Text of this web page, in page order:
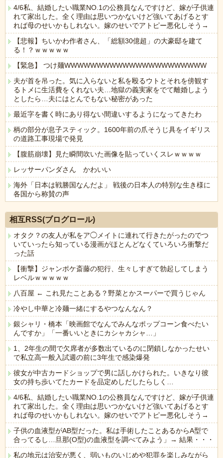
4/6私、結婚したい職業NO.1の公務員なんですけど、嫁が子供連
れて家出した。全く理由は思いつかないけど強いてあげるとす
れば母のせいかもしれない。嫁のせいでアトピー悪化しそう→
【悲報】ちいかわ作者さん、「総額30億超」の大豪邸を建て
る！？ｗｗｗｗｗ
【緊急】 つけ麺WWWWWWWWWWWWWWWWWWWWWW
夫が首を吊った。気に入らないと私を殴るウトとそれを傍観す
るトメに生活費をくれない夫…地獄の義実家をでて離婚しよう
としたら…夫にはとんでもない秘密があった
最近字を書く時にあり得ない間違いするようになってきたわ
柄の部分が息子スティック。1600年前の爪そうじ具をイギリス
の道路工事現場で発見
【腹筋崩壊】見た瞬間吹いた画像を貼っていくスレｗｗｗｗ
レッサーパンダさん かわいい
海外「日本は戦勝国なんだよ」 戦後の日本人の特別な生き様に
各国から称賛の声
相互RSS(ブログロール)
オタク？の友人が私をア◯メイトに連れて行きたがったのでつ
いていったら知っている漫画がほとんどなくていろいろ衝撃だ
った話
【衝撃】ジャンポケ斎藤の犯行、生々しすぎて勃起してしまう
レベルｗｗｗｗｗ
八百屋 ← これ見たことある？野菜とかスーパーで買うじゃん
冷やし中華と冷麺一緒にするやつなんなん？
銀シャリ・橋本「映画館でなんでみんなポップコーン食べたい
んですか」「一番いいときにカシャカシャ…」
1、2年生の間で欠席者が多数出ているのに閉鎖しなかったせい
で私立高一般入試週の前に3年生で感染爆発
彼女が中古カードショップで男に話しかけられた。いきなり彼
女の持ち歩いてたカードを品定めしだしたらしく…
4/6私、結婚したい職業NO.1の公務員なんですけど、嫁が子供連
れて家出した。全く理由は思いつかないけど強いてあげるとす
れば母のせいかもしれない。嫁のせいでアトピー悪化しそう→
子供の血液型がAB型だった。私は手術したことあるからA型で
合ってるし…旦那(O型)の血液型を調べてみよう」→ 結果・・・
私の地元は治安が悪く、弱いものいじめや犯罪を楽しみながら